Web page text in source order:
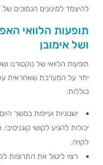
להיצמד למינונים הנמוכים
תופעות הלוואי
ושל אימובן
תופעות הלוואי של נוקטורנו
יתר על המערכת שאחראית על
כוללות:
ישנוניות ועייפות במשך
יכולות להגיע לקושי
לקויה.
רצוי ליטול את התרופות